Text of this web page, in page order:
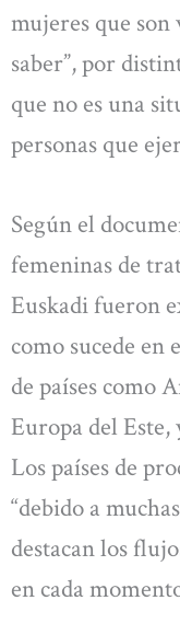
mujeres que
saber”, por
que no es una
personas que
Según el
femeninas de
Euskadi fueron
como sucede en
de países como
Europa del Este,
Los países de
“debido a
destacan los
en cada